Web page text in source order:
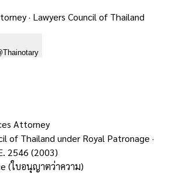
· Lawyers Council of Thailand
Attorney
of Thailand under Royal Patronage ·
2546 (2003)
(ใบอนุญาตว่าความ)